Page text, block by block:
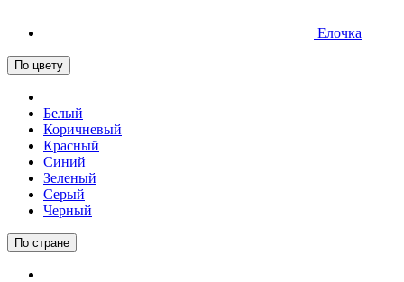
Елочка
По цвету
Белый
Коричневый
Красный
Синий
Зеленый
Серый
Черный
По стране